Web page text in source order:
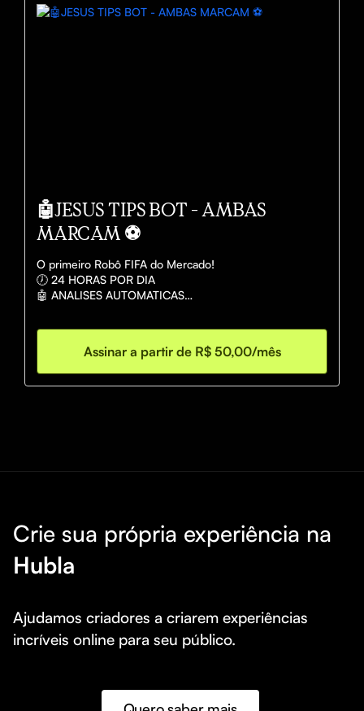
🎮 TODAS AS LIGAS DE E-SOCCER FIFA
🤖JESUS TIPS BOT - AMBAS
MARCAM ⚽️
O primeiro Robô FIFA do Mercado!
🕖 24 HORAS POR DIA
🤖 ANALISES AUTOMATICAS
⚽ DIRETO PELO TELEGRAM
💹 RELATÓRIOS DIÁRIOS
Assinar a partir de R$ 50,00/mês
Crie sua própria experiência na
Hubla
Ajudamos criadores a criarem experiências
incríveis online para seu público.